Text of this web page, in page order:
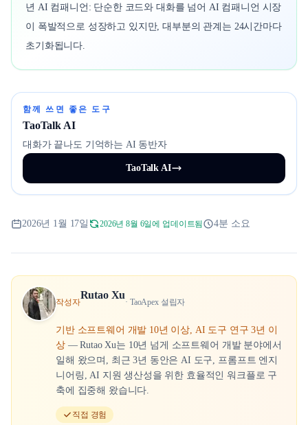
년 AI 컴패니언: 단순한 코드와 대화를 넘어 AI 컴패니언 시장
이 폭발적으로 성장하고 있지만, 대부분의 관계는 24시간마다
초기화됩니다.
함께 쓰면 좋은 도구
TaoTalk AI
대화가 끝나도 기억하는 AI 동반자
TaoTalk AI
2026년 1월 17일 2026년 8월 6일에 업데이트됨 4분 소요
작성자
Rutao Xu
· TaoApex 설립자
기반 소프트웨어 개발 10년 이상, AI 도구 연구 3년 이
상 —Rutao Xu는 10년 넘게 소프트웨어 개발 분야에서
일해 왔으며, 최근 3년 동안은 AI 도구, 프롬프트 엔지
니어링, AI 지원 생산성을 위한 효율적인 워크플로 구
축에 집중해 왔습니다.
직접 경험